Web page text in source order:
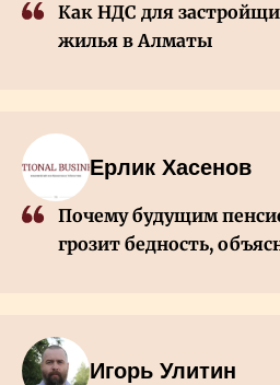
Люди
О нас
Все новости
Как НДС для
жилья в Алматы
Ерлик Хасенов
Почему будущим
грозит бедность,
Игорь Улитин